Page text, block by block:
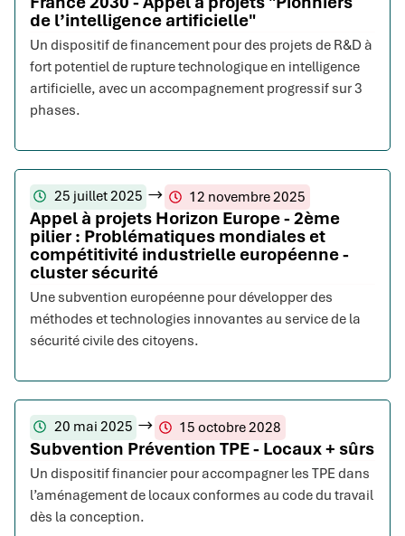
de l’intelligence artificielle"
Un dispositif de financement pour des projets de R&D à
fort potentiel de rupture technologique en intelligence
artificielle, avec un accompagnement progressif sur 3
phases.
25 juillet 2025 12 novembre 2025
Appel à projets Horizon Europe - 2ème
pilier : Problématiques mondiales et
compétitivité industrielle européenne -
cluster sécurité
Une subvention européenne pour développer des
méthodes et technologies innovantes au service de la
sécurité civile des citoyens.
20 mai 2025 15 octobre 2028
Subvention Prévention TPE - Locaux + sûrs
Un dispositif financier pour accompagner les TPE dans
l’aménagement de locaux conformes au code du travail
dès la conception.